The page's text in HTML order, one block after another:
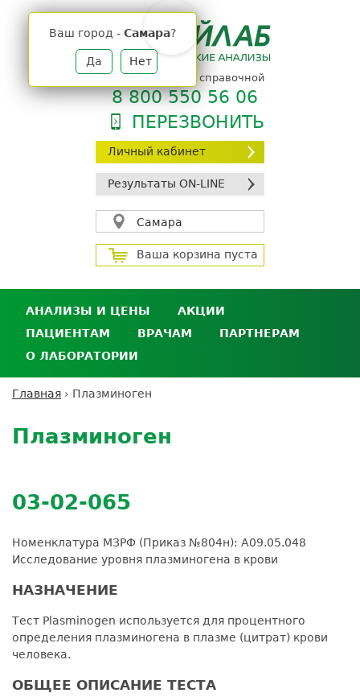
Личный кабинет
Результаты ON-LINE
Самара
Ваш город - Самара?
Да Нет
Ваша корзина пуста
телефон единой справочной
8 800 550 56 06
ПЕРЕЗВОНИТЬ
АНАЛИЗЫ И ЦЕНЫ
Анализы и цены
Где сдать анализы
Выезд на дом
Расшифровка анализов
АКЦИИ
ПАЦИЕНТАМ
Личный кабинет пациента
Дисконтная программа
Обратная связь
Налоговый вычет
ВРАЧАМ
лабораторию
ПАРТНЕРАМ
кабинет
О ЛАБОРАТОРИИ
Вакансии
здесь
Главная › Плазминоген
to
top
Плазминоген
03-02-065
Номенклатура МЗРФ (Приказ №804н): A09.05.048
Исследование уровня плазминогена в крови
НАЗНАЧЕНИЕ
Тест Plasminogen используется для процентного
определения плазминогена в плазме (цитрат) крови
человека.
ОБЩЕЕ ОПИСАНИЕ ТЕСТА